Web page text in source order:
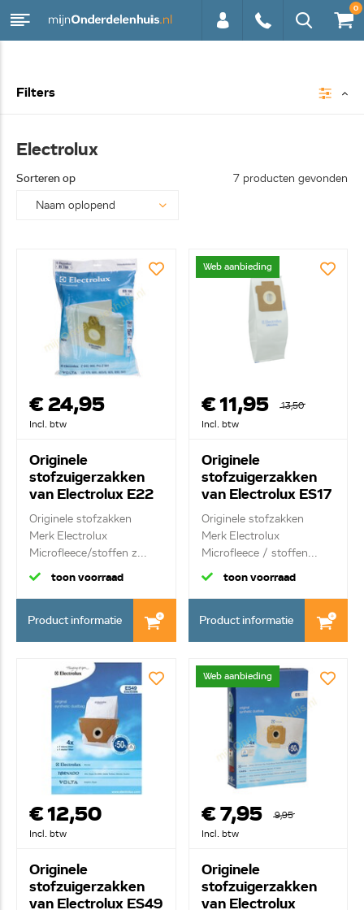
0
Filters
Electrolux
Sorteren op 7 producten gevonden
€ 24,95
Incl. btw
Originele
stofzuigerzakken
van Electrolux E22
9001969642
Originele stofzakken
Merk Electrolux
Microfleece/stoffen z...
toon voorraad
Product informatie
Web aanbieding
€ 11,95
13,50
Incl. btw
Originele
stofzuigerzakken
van Electrolux ES17
9002563394
Originele stofzakken
Merk Electrolux
Microfleece / stoffen...
toon voorraad
Product informatie
€ 12,50
Incl. btw
Originele
stofzuigerzakken
van Electrolux ES49
Web aanbieding
€ 7,95
9,95
Incl. btw
Originele
stofzuigerzakken
van Electrolux